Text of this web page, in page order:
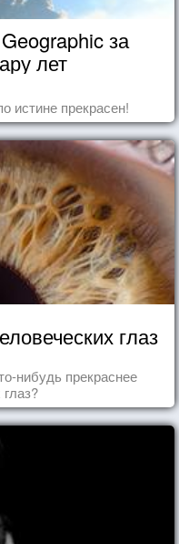
за
лет
истине прекрасен!
глаз
нибудь прекраснее